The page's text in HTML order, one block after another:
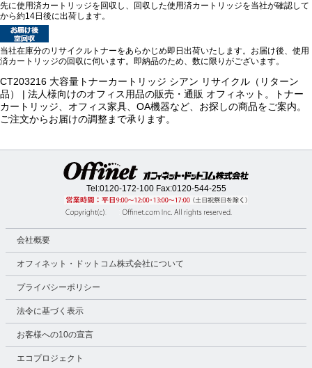
先に使用済カートリッジを回収し、回収した使用済カートリッジを当社が確認して
から約14日後に出荷します。
当社在庫分のリサイクルトナーをあらかじめ即日出荷いたします。お届け後、使用
済カートリッジの回収に伺います。即納品のため、数に限りがございます。
CT203216 大容量トナーカートリッジ シアン リサイクル（リターン
品） | 法人様向けのオフィス用品の販売・通販 オフィネット。トナー
カートリッジ、オフィス家具、OA機器など、お探しの商品をご案内。
ご注文からお届けの調整まで承ります。
Tel:0120-172-100Fax:0120-544-255
会社概要
オフィネット・ドットコム株式会社について
プライバシーポリシー
法令に基づく表示
お客様への10の宣言
エコプロジェクト